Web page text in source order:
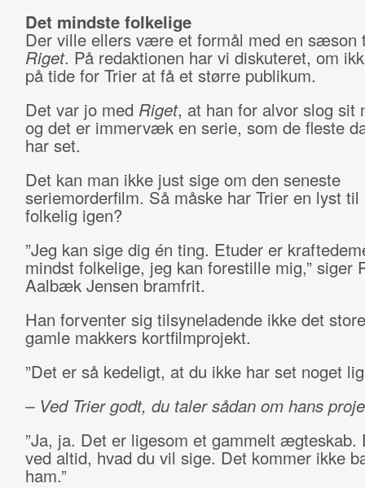
Det mindste folkelige
Der ville ellers være et formål med en sæson
Riget. På redaktionen har vi diskuteret, om
på tide for Trier at få et større publikum.
Det var jo med Riget, at han for alvor slog sit
og det er immervæk en serie, som de fleste
har set.
Det kan man ikke just sige om den seneste
seriemorderfilm. Så måske har Trier en lyst til
folkelig igen?
”Jeg kan sige dig én ting. Etuder er
mindst folkelige, jeg kan forestille mig,” siger
Aalbæk Jensen bramfrit.
Han forventer sig tilsyneladende ikke det
gamle makkers kortfilmprojekt.
”Det er så kedeligt, at du ikke har set noget
– Ved Trier godt, du taler sådan om hans
”Ja, ja. Det er ligesom et gammelt ægteskab.
ved altid, hvad du vil sige. Det kommer ikke
ham.”